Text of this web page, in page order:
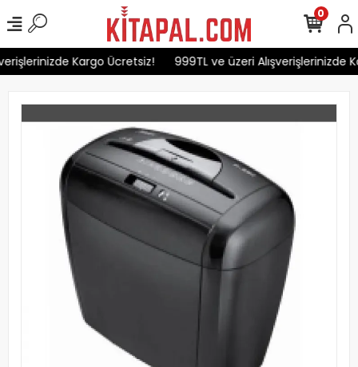
Kargo Ücretsiz! 999TL ve üzeri Alışverişlerinizde
0